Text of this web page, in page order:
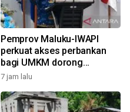
Pemprov Maluku-IWAPI
perkuat akses perbankan
bagi UMKM dorong
pertumbuhan ekonomi
7 jam lalu